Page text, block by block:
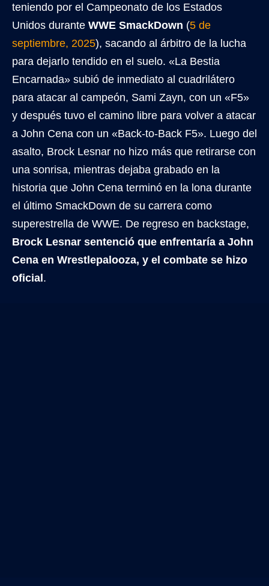
teniendo por el Campeonato de los Estados
Unidos durante WWE SmackDown (5 de
septiembre, 2025), sacando al árbitro de la lucha
para dejarlo tendido en el suelo. «La Bestia
Encarnada» subió de inmediato al cuadrilátero
para atacar al campeón, Sami Zayn, con un «F5»
y después tuvo el camino libre para volver a atacar
a John Cena con un «Back-to-Back F5». Luego del
asalto, Brock Lesnar no hizo más que retirarse con
una sonrisa, mientras dejaba grabado en la
historia que John Cena terminó en la lona durante
el último SmackDown de su carrera como
superestrella de WWE. De regreso en backstage,
Brock Lesnar sentenció que enfrentaría a John
Cena en Wrestlepalooza, y el combate se hizo
oficial.